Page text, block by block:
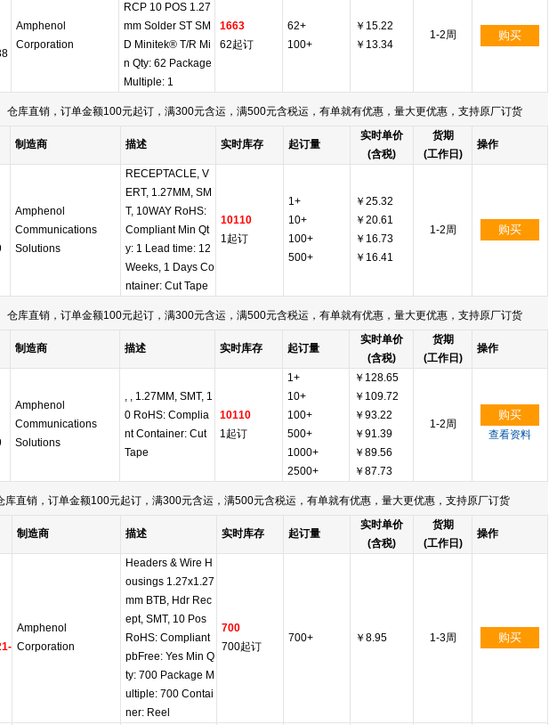
Amphenol
Corporation
RCP 10 POS 1.27
mm Solder ST SM
D Minitek® T/R Mi
n Qty: 62 Package
Multiple: 1
1663
62起订
62+
100+
￥15.22
￥13.34
1-2周 购买
仓库直销，订单金额100元起订，满300元含运，满500元含税运，有单就有优惠，量大更优惠，支持原厂订货
制造商 描述 实时库存 起订量
实时单价
(含税)
货期
(工作日)
操作
Amphenol
Communications
Solutions
RECEPTACLE, V
ERT, 1.27MM, SM
T, 10WAY RoHS:
Compliant Min Qt
y: 1 Lead time: 12
Weeks, 1 Days Co
ntainer: Cut Tape
10110
1起订
1+
10+
100+
500+
￥25.32
￥20.61
￥16.73
￥16.41
1-2周 购买
仓库直销，订单金额100元起订，满300元含运，满500元含税运，有单就有优惠，量大更优惠，支持原厂订货
制造商 描述 实时库存 起订量
实时单价
(含税)
货期
(工作日)
操作
Amphenol
Communications
Solutions
, , 1.27MM, SMT, 1
0 RoHS: Complia
nt Container: Cut
Tape
10110
1起订
1+
10+
100+
500+
1000+
2500+
￥128.65
￥109.72
￥93.22
￥91.39
￥89.56
￥87.73
1-2周
购买
查看资料
直销，订单金额100元起订，满300元含运，满500元含税运，有单就有优惠，量大更优惠，支持原厂订货
制造商 描述 实时库存 起订量
实时单价
(含税)
货期
(工作日)
操作
Amphenol
Corporation
Headers & Wire H
ousings 1.27x1.27
mm BTB, Hdr Rec
ept, SMT, 10 Pos
RoHS: Compliant
pbFree: Yes Min Q
ty: 700 Package M
ultiple: 700 Contai
ner: Reel
700
700起订
700+ ￥8.95 1-3周 购买